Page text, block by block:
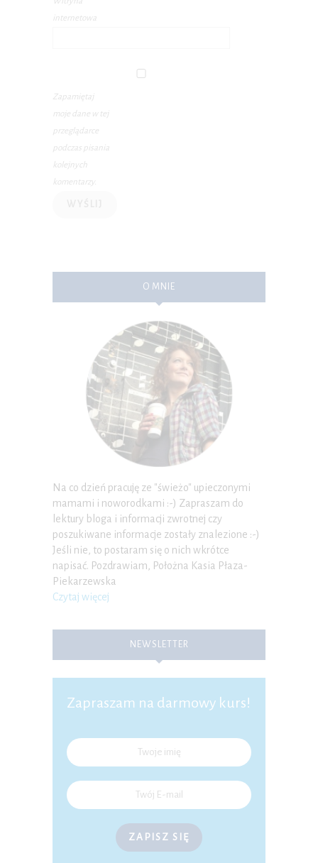
internetowa
Zapamiętaj
moje dane w tej
przeglądarce
podczas pisania
kolejnych
komentarzy.
O MNIE
Na co dzień pracuję ze "świeżo" upieczonymi
mamami i noworodkami :-) Zapraszam do
lektury bloga i informacji zwrotnej czy
poszukiwane informacje zostały znalezione :-)
Jeśli nie, to postaram się o nich wkrótce
napisać. Pozdrawiam, Położna Kasia Płaza-
Piekarzewska
Czytaj więcej
NEWSLETTER
Zapraszam na darmowy kurs!
ZAPISZ SIĘ